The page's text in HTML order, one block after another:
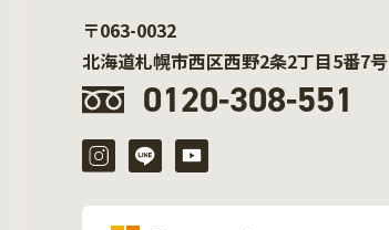
〒063-0032
北海道札幌市西区西野2条2丁目5番7号
0120-308-551